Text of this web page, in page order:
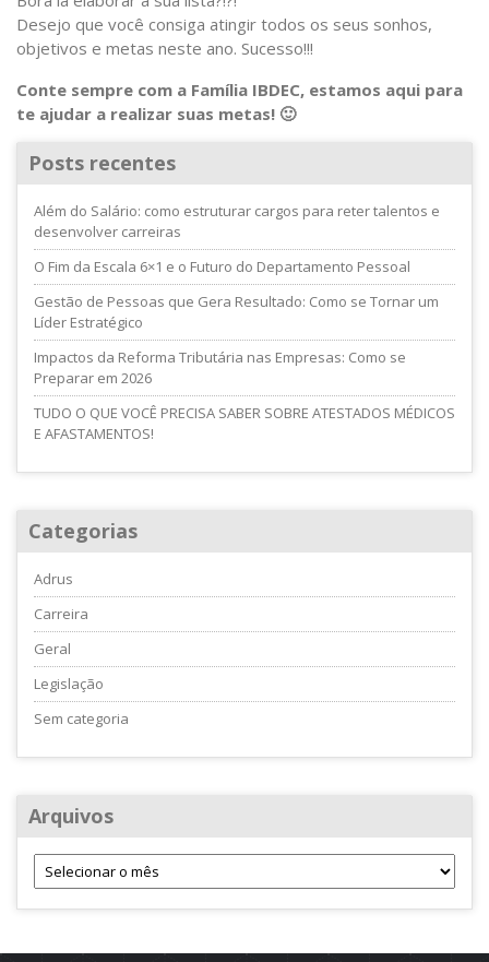
Desejo que você consiga atingir todos os seus sonhos,
objetivos e metas neste ano. Sucesso!!!
Conte sempre com a Família IBDEC, estamos aqui para
te ajudar a realizar suas metas! 🙂
Posts recentes
Além do Salário: como estruturar cargos para reter talentos e
desenvolver carreiras
O Fim da Escala 6×1 e o Futuro do Departamento Pessoal
Gestão de Pessoas que Gera Resultado: Como se Tornar um
Líder Estratégico
Impactos da Reforma Tributária nas Empresas: Como se
Preparar em 2026
TUDO O QUE VOCÊ PRECISA SABER SOBRE ATESTADOS MÉDICOS
E AFASTAMENTOS!
Categorias
Adrus
Carreira
Geral
Legislação
Sem categoria
Arquivos